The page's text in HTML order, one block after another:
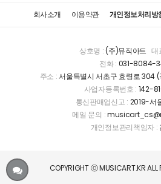
회사소개 이용약관 개인정보처리방
상호명 :(주)뮤직아트 대
전화 : 031-8084-
주소 :서울특별시 서초구 효령로 304
사업자등록번호 : 142-
통신판매업신고 : 2019-서
메일 문의 :
개인정보관리책임자 :
COPYRIGHT ⓒ MUSICART.KR ALL